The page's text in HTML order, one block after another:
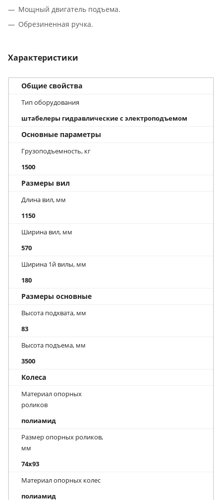
Мощный двигатель подъема.
Обрезиненная ручка.
Характеристики
Общие свойства
Тип оборудования
штабелеры гидравлические с электроподъемом
Основные параметры
Грузоподъемность, кг
1500
Размеры вил
Длина вил, мм
1150
Ширина вил, мм
570
Ширина 1й вилы, мм
180
Размеры основные
Высота подхвата, мм
83
Высота подъема, мм
3500
Колеса
Материал опорных
роликов
полиамид
Размер опорных роликов,
мм
74x93
Материал опорных колес
полиамид